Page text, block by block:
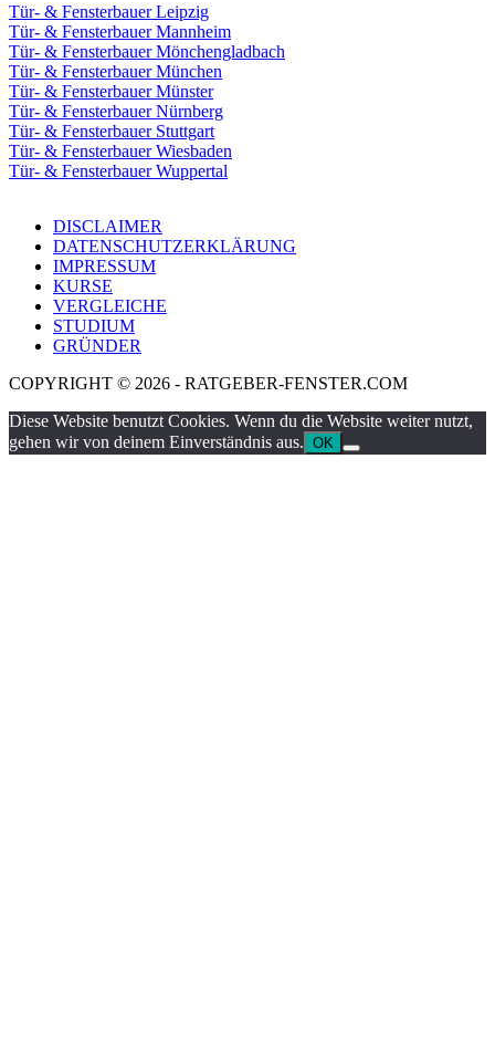
Tür- & Fensterbauer Leipzig
Tür- & Fensterbauer Mannheim
Tür- & Fensterbauer Mönchengladbach
Tür- & Fensterbauer München
Tür- & Fensterbauer Münster
Tür- & Fensterbauer Nürnberg
Tür- & Fensterbauer Stuttgart
Tür- & Fensterbauer Wiesbaden
Tür- & Fensterbauer Wuppertal
DISCLAIMER
DATENSCHUTZERKLÄRUNG
IMPRESSUM
KURSE
VERGLEICHE
STUDIUM
GRÜNDER
COPYRIGHT © 2026 - RATGEBER-FENSTER.COM
Diese Website benutzt Cookies. Wenn du die Website weiter nutzt,
gehen wir von deinem Einverständnis aus. OK